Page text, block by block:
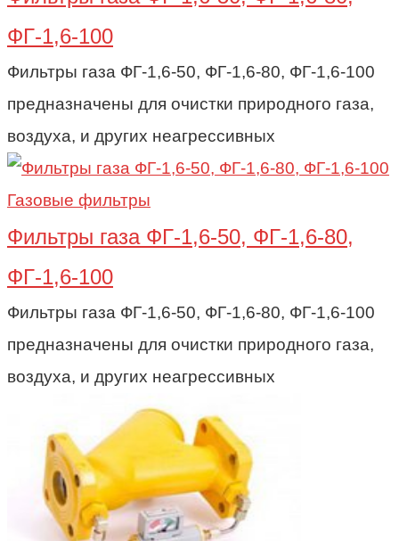
ФГ-1,6-100
Фильтры газа ФГ-1,6-50, ФГ-1,6-80, ФГ-1,6-100
предназначены для очистки природного газа,
воздуха, и других неагрессивных
Газовые фильтры
Фильтры газа ФГ-1,6-50, ФГ-1,6-80,
ФГ-1,6-100
Фильтры газа ФГ-1,6-50, ФГ-1,6-80, ФГ-1,6-100
предназначены для очистки природного газа,
воздуха, и других неагрессивных